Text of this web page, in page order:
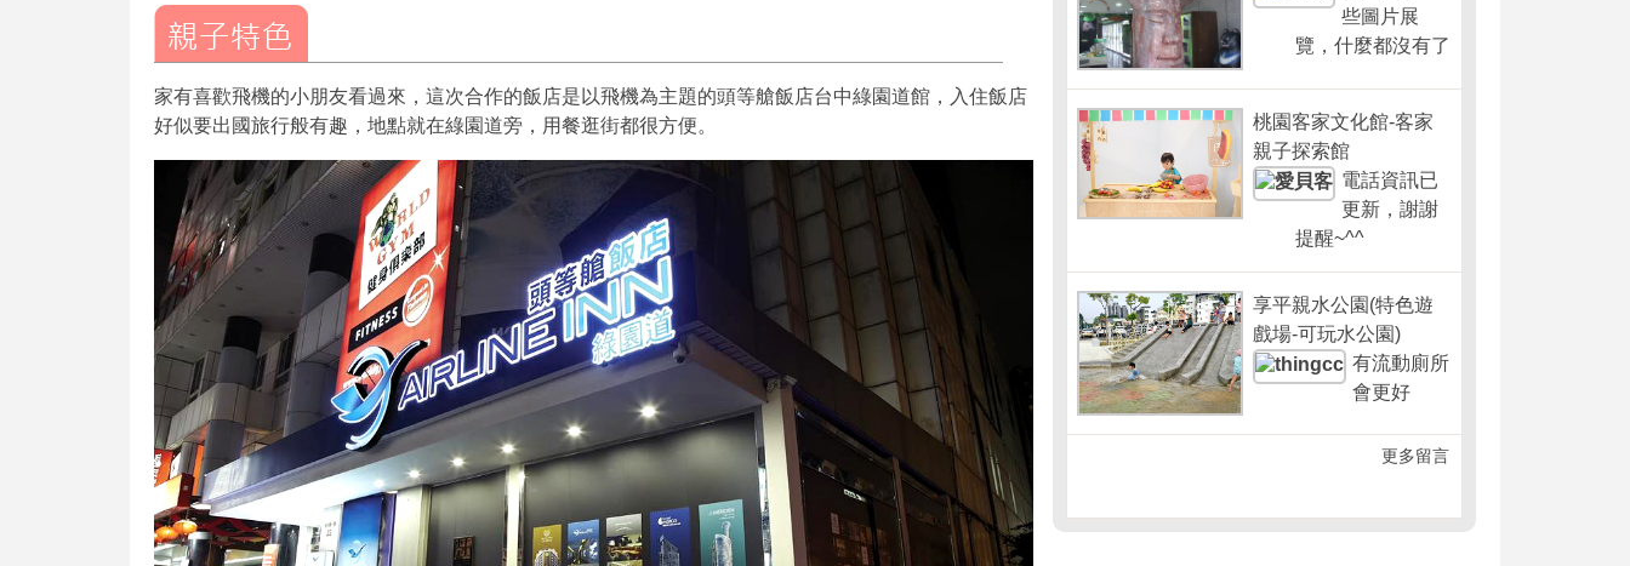
家有喜歡飛機的小朋友看過來，這次合作的飯店是以飛機為主題的頭等艙飯店台中綠園道館，入住飯店
好似要出國旅行般有趣，地點就在綠園道旁，用餐逛街都很方便。
些圖片展
覽，什麼都沒有了
桃園客家文化館-客家
親子探索館
電話資訊已
更新，謝謝
提醒~^^
享平親水公園(特色遊
戲場-可玩水公園)
有流動廁所
會更好
更多留言